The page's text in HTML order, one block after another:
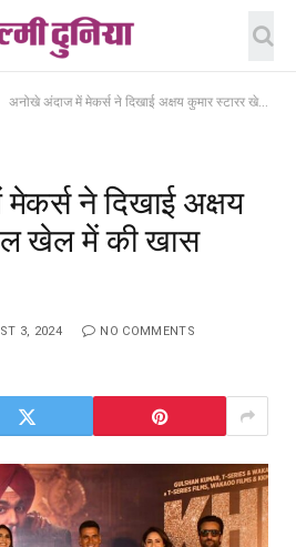
अनोखे अंदाज में मेकर्स ने दिखाई अक्षय कुमार स्टारर खेल खेल में की खास झलक
ने दिखाई अक्षय
खेल में की खास
3, 2024 NO COMMENTS